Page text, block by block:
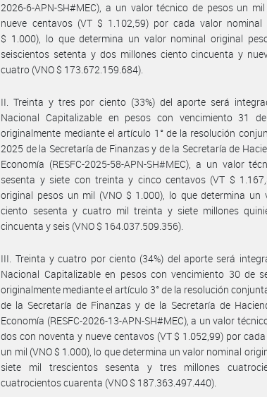
2026-6-APN-SH#MEC), a un valor técnico de pesos un
nueve centavos (VT $ 1.102,59) por cada valor
$ 1.000), lo que determina un valor nominal original
seiscientos setenta y dos millones ciento cincuenta y
cuatro (VNO $ 173.672.159.684).
II. Treinta y tres por ciento (33%) del aporte será
Nacional Capitalizable en pesos con vencimiento 31
originalmente mediante el artículo 1° de la resolución
2025 de la Secretaría de Finanzas y de la Secretaría de
Economía (RESFC-2025-58-APN-SH#MEC), a un valor
sesenta y siete con treinta y cinco centavos (VT $
original pesos un mil (VNO $ 1.000), lo que determina un
ciento sesenta y cuatro mil treinta y siete millones
cincuenta y seis (VNO $ 164.037.509.356).
III. Treinta y cuatro por ciento (34%) del aporte será
Nacional Capitalizable en pesos con vencimiento 30 de
originalmente mediante el artículo 3° de la resolución
de la Secretaría de Finanzas y de la Secretaría de
Economía (RESFC-2026-13-APN-SH#MEC), a un valor
dos con noventa y nueve centavos (VT $ 1.052,99) por
un mil (VNO $ 1.000), lo que determina un valor nominal
siete mil trescientos sesenta y tres millones
cuatrocientos cuarenta (VNO $ 187.363.497.440).